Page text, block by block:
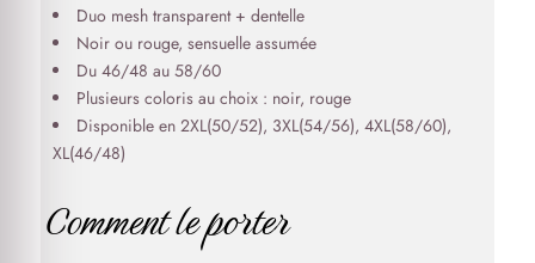
Duo mesh transparent + dentelle
Noir ou rouge, sensuelle assumée
Du 46/48 au 58/60
Plusieurs coloris au choix : noir, rouge
Disponible en 2XL(50/52), 3XL(54/56), 4XL(58/60),
XL(46/48)
Comment le porter